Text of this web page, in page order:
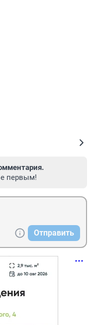
первым!
Отправить